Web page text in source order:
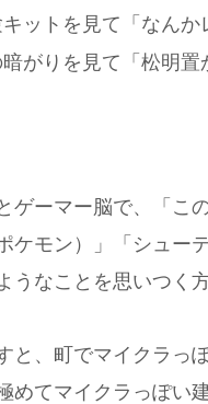
ットを見て「なん
がりを見て「松明
ゲーマー脳で、「こ
ケモン）」「シュー
うなことを思いつく
と、町でマイクラっ
めてマイクラっぽい